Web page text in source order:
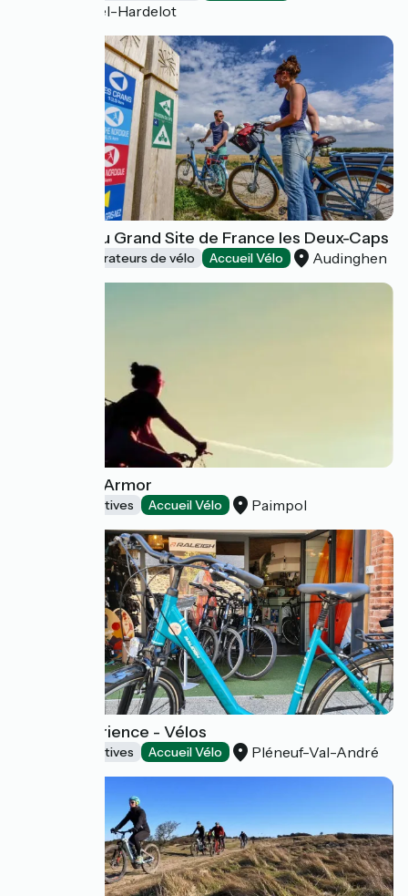
Neufchâtel-Hardelot
Les Vélos du Grand Site de France les Deux-Caps
Loueurs/réparateurs de vélo Accueil Vélo Audinghen
Les Vélos d'Armor
Activités sportives Accueil Vélo Paimpol
Aloha Expérience - Vélos
Activités sportives Accueil Vélo Pléneuf-Val-André